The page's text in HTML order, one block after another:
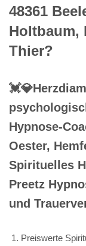
48361
Holtbaum,
Thier?
Hypnose-
Oester,
Spirituelles
Preetz
und
Preiswerte